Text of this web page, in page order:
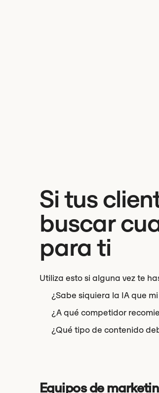
Si tus
buscar
para ti
Utiliza esto si alguna vez te
¿Sabe siquiera la IA que
¿A qué competidor
¿Qué tipo de contenido
Equipos de